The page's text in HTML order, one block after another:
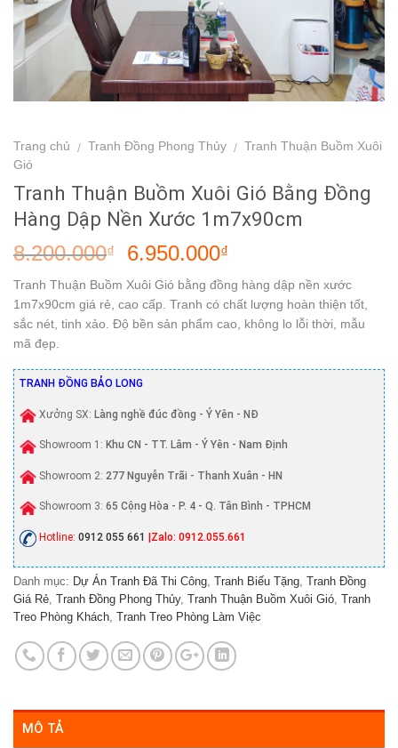
Trang chủ / Tranh Đồng Phong Thủy / Tranh Thuận Buồm Xuôi
Gió
Tranh Thuận Buồm Xuôi Gió Bằng Đồng
Hàng Dập Nền Xước 1m7x90cm
8.200.000₫ 6.950.000₫
Tranh Thuận Buồm Xuôi Gió bằng đồng hàng dập nền xước
1m7x90cm giá rẻ, cao cấp. Tranh có chất lượng hoàn thiện tốt,
sắc nét, tinh xảo. Độ bền sản phẩm cao, không lo lỗi thời, mẫu
mã đẹp.
TRANH ĐỒNG BẢO LONG
Xưởng SX: Làng nghề đúc đồng - Ý Yên - NĐ
Showroom 1: Khu CN - TT. Lâm - Ý Yên - Nam Định
Showroom 2: 277 Nguyễn Trãi - Thanh Xuân - HN
Showroom 3: 65 Cộng Hòa - P. 4 - Q. Tân Bình - TPHCM
Hotline: 0912 055 661 |Zalo: 0912.055.661
Danh mục: Dự Án Tranh Đã Thi Công Tranh Biếu Tặng Tranh Đồng
Giá Rẻ Tranh Đồng Phong Thủy, Tranh Thuận Buồm Xuôi Gió Tranh
Treo Phòng Khách Tranh Treo Phòng Làm Việc
MÔ TẢ